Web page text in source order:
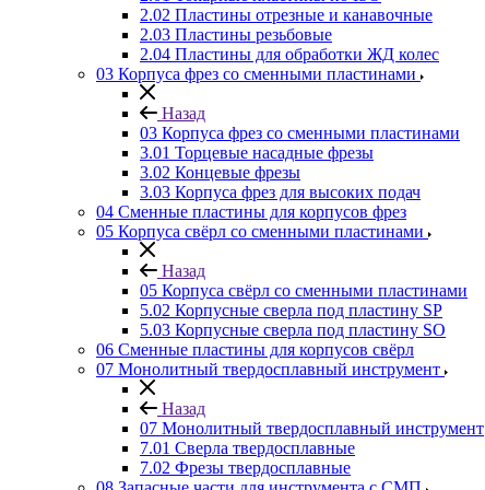
2.02 Пластины отрезные и канавочные
2.03 Пластины резьбовые
2.04 Пластины для обработки ЖД колес
03 Корпуса фрез со сменными пластинами
Назад
03 Корпуса фрез со сменными пластинами
3.01 Торцевые насадные фрезы
3.02 Концевые фрезы
3.03 Корпуса фрез для высоких подач
04 Сменные пластины для корпусов фрез
05 Корпуса свёрл со сменными пластинами
Назад
05 Корпуса свёрл со сменными пластинами
5.02 Корпусные сверла под пластину SP
5.03 Корпусные сверла под пластину SO
06 Сменные пластины для корпусов свёрл
07 Монолитный твердосплавный инструмент
Назад
07 Монолитный твердосплавный инструмент
7.01 Сверла твердосплавные
7.02 Фрезы твердосплавные